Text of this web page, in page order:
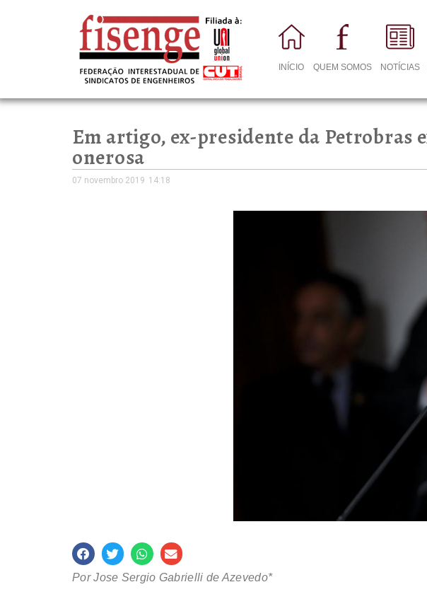
INÍCIO QUEM SOMOS NOTÍCIAS
Em artigo, ex-presidente da Petrobras
onerosa
07 novembro 2019 14:18
Por Jose Sergio Gabrielli de Azevedo*